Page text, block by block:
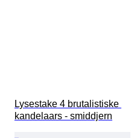
Lysestake 4 brutalistiske
kandelaars - smiddjern